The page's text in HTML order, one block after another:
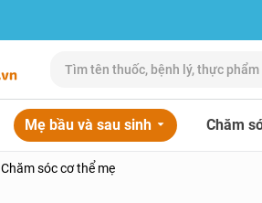
Mẹ bầu và sau sinh Chăm
Chăm sóc cơ thể mẹ